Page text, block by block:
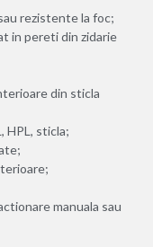
rezistente la foc;
in pereti din zidarie
din sticla
HPL, sticla;
manuala sau